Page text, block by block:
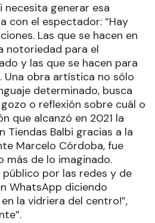
necesita generar esa
con el espectador: “Hay
Las que se hacen en
notoriedad para el
y las que se hacen para
Una obra artística no sólo
determinado, busca
o reflexión sobre cuál o
que alcanzó en 2021 la
Tiendas Balbi gracias a la
Marcelo Córdoba, fue
más de lo imaginado.
público por las redes y de
WhatsApp diciendo
la vidriera del centro!”,